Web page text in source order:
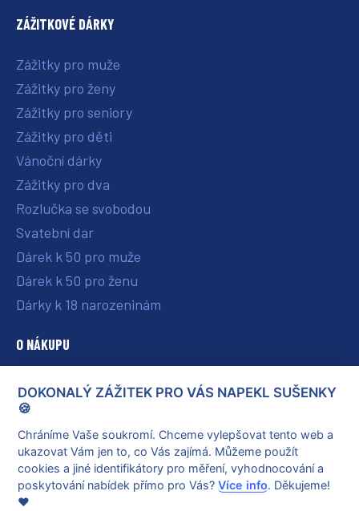
ZÁŽITKOVÉ DÁRKY
Zážitky pro muže
Zážitky pro ženy
Zážitky pro seniory
Zážitky pro děti
Vánoční dárky
Zážitky pro dva
Rozlučka se svobodou
Svatební dar
Dárek k 50 pro muže
Dárek k 50 pro ženu
Dárky k 18 narozeninám
O NÁKUPU
O nás
Vše o nákupu
Reklamace a vrácení poukazu
Obchodní podmínky
Ochrana osobních údajů
DOKONALÝ ZÁŽITEK PRO VÁS NAPEKL SUŠENKY
🍪
Chráníme Vaše soukromí. Chceme vylepšovat tento web a
ukazovat Vám jen to, co Vás zajímá. Můžeme použít
cookies a jiné identifikátory pro měření, vyhodnocování a
poskytování nabídek přímo pro Vás?Více info. Děkujeme!
❤️